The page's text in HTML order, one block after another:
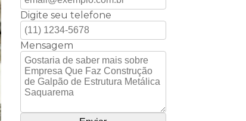
Digite seu telefone
Mensagem